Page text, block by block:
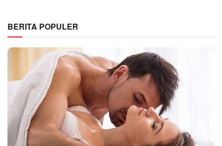
BERITA POPULER